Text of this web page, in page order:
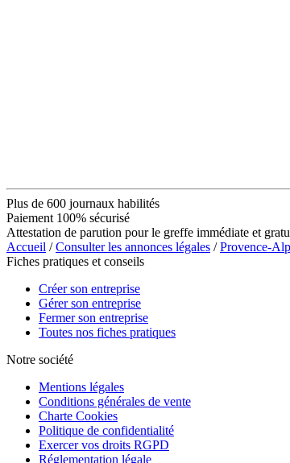
Plus de 600 journaux habilités
Paiement 100% sécurisé
Attestation de parution pour le greffe immédiate et
Accueil /Consulter les annonces légales /Provence-
Fiches pratiques et conseils
Créer son entreprise
Gérer son entreprise
Fermer son entreprise
Toutes nos fiches pratiques
Notre société
Mentions légales
Conditions générales de vente
Charte Cookies
Politique de confidentialité
Exercer vos droits RGPD
Réglementation légale